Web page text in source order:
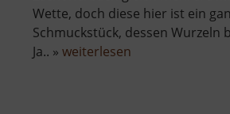
Wette, doch diese hier ist ein
Schmuckstück, dessen Wurzeln
Ja.. » weiterlesen